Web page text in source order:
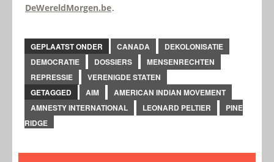
DeWereldMorgen.be.
GEPLAATST ONDER CANADA
DEKOLONISATIE
DEMOCRATIE
DOSSIERS
MENSENRECHTEN
REPRESSIE
VERENIGDE STATEN
GETAGGED
AIM
AMERICAN INDIAN MOVEMENT
AMNESTY INTERNATIONAL
LEONARD PELTIER
PINE
RIDGE